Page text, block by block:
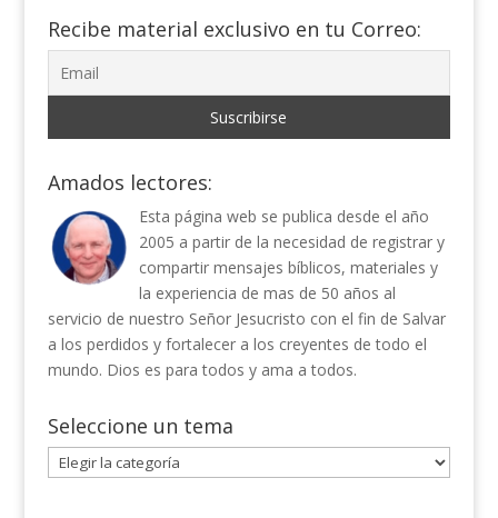
Recibe material exclusivo en tu Correo:
Amados lectores:
Esta página web se publica desde el año
2005 a partir de la necesidad de registrar y
compartir mensajes bíblicos, materiales y
la experiencia de mas de 50 años al
servicio de nuestro Señor Jesucristo con el fin de Salvar
a los perdidos y fortalecer a los creyentes de todo el
mundo. Dios es para todos y ama a todos.
Seleccione un tema
Seleccione
un